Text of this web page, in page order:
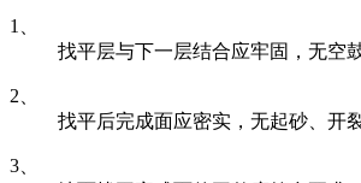
1、
找平层与下一层结合应牢固，无空
2、
找平后完成面应密实，无起砂、开
3、